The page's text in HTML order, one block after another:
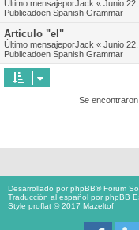
Último mensajeporJack « Junio
Publicadoen Spanish Grammar
Articulo "el"
Último mensajeporJack « Junio
Publicadoen Spanish Grammar
Se
Desarrollado porphpBB® Forum
Traducción al español porphpBB
Style proflat © 2017 Mazeltof